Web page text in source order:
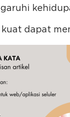
dapat